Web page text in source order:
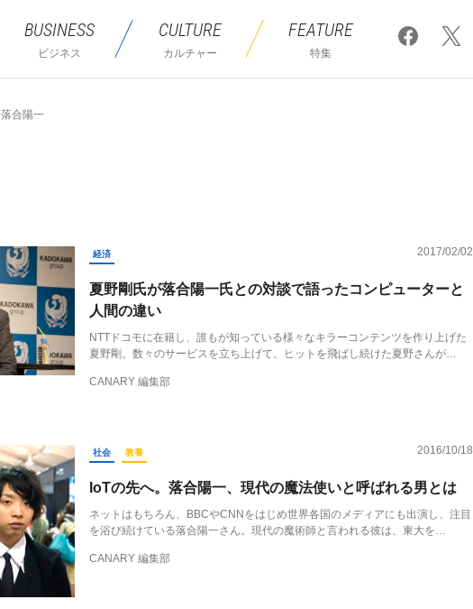
BUSINESS
ビジネス
CULTURE
カルチャー
FEATURE
特集
落合陽一
経済 2017/02/02
夏野剛氏が落合陽一氏との対談で語ったコンピューターと
人間の違い
NTTドコモに在籍し、誰もが知っている様々なキラーコンテンツを作り上げた
夏野剛。数々のサービスを立ち上げて、ヒットを飛ばし続けた夏野さんが…
CANARY 編集部
社会 教養 2016/10/18
IoTの先へ。落合陽一、現代の魔法使いと呼ばれる男とは
ネットはもちろん、BBCやCNNをはじめ世界各国のメディアにも出演し、注目
を浴び続けている落合陽一さん。現代の魔術師と言われる彼は、東大を…
CANARY 編集部